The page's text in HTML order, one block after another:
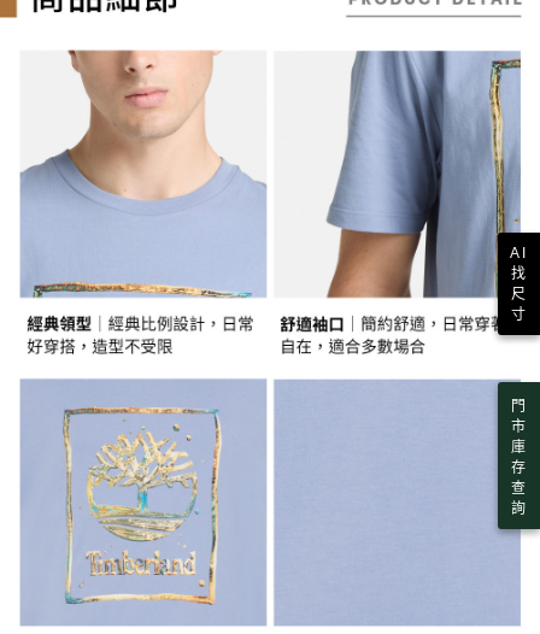
消。如遇「轉專審核」未通過狀況，表示未達大哥付你分期系統評分，恕無
【繳款方式說明】
1.分期款項不併入電信帳單，「大哥付你分期」於每月結算日後寄送繳費提
2.透過簡訊連結打開帳單後，可選擇「超商條碼／台灣大直營門市／銀行轉
帳／街口支付／iPASS MONEY」等通路繳費。
【注意事項】
1.本服務係由「台灣大哥大股份有限公司」（以下簡稱本公司）所提供，讓
用戶於交易時，得透過本服務購買商品或服務，並由商店將買賣／分期付款
買賣價金債權讓與本公司後，依約使用本公司帳單繳交帳款。
2.基於同意付款使用「大哥付你分期」之契約關係目的，商店將以您的個人
資料（包含姓名、電話或地址）提供予台灣大哥大進項蒐集、處理及利用，
由本公司與您本人進行分期帳單所需資料之確認、核對及更正。
3.完整用戶服務條款，請詳閱以下連結：https://oppay.tw/userRule
１．簡單：不需註冊會員、不需綁卡、不需儲值。
３．安心：先確認商品／服務後，再付款。
【「AFTEE先享後付」結帳流程】
１．於結帳方式選擇「AFTEE先享後付」後，將跳轉至「AFTEE先享後付」
結帳頁面，進行簡訊認證並確認金額後，即可完成結帳。
２．訂單成立數日內，您將收到繳費通知簡訊。
３．收到繳費通知簡訊後14天內，點擊此簡訊中的連結，可透過四大超商／
ATM／網路銀行／等多元方式進行付款，方視為交易完成。
※ 請注意：結帳手續完成當下不需立刻繳費，但若您需要取消訂單，請聯絡
購買商品的店家。未經商家同意取消之訂單仍視為有效，需透過AFTEE先享
※ 交易是否成功請以「AFTEE先享後付 」之結帳頁面顯示為準，若有關於
客戶支援中心」https://netprotections.freshdesk.com/support/home
【注意事項】
易，需依本服務之必要範圍內提供個人資料，並將交易相關給付款項請求債
權轉讓予恩沛科技股份有限公司。
２．關於個人資料處理事宜，請瀏覽以下網址：
https://aftee.tw/terms/#terms3
３．未成年的使用者請事先徵得法定代理人或監護人之同意方可使用
「AFTEE先享後付」，若未經同意申辦者引起之損失，本公司不負相關責
４．使用「AFTEE先享後付」時，將依據個別帳號之用戶狀況，依本公司即
時審查核予不同之上限額度；若仍有額度不足之情形，本公司將視審查結果
運送方式
全家取貨付款
每筆NT$130，滿NT$2,000(含以上)免運費
付款後全家取貨
每筆NT$130，滿NT$2,000(含以上)免運費
付款後萊爾富取貨
每筆NT$130，滿NT$2,000(含以上)免運費
付款後7-11取貨
每筆NT$130，滿NT$2,000(含以上)免運費
每筆NT$130，滿NT$2,000(含以上)免運費
門
市
庫
存
查
詢
AI
找
尺
寸